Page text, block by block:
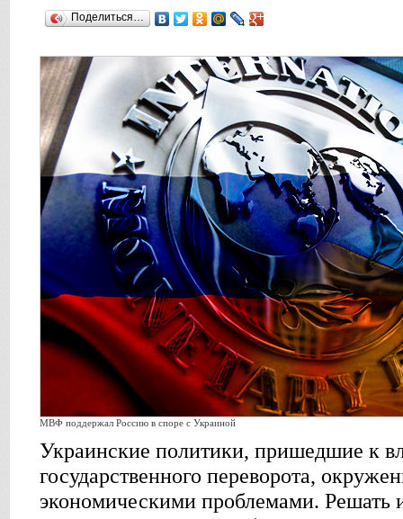
Поделиться…
МВФ поддержал Россию в споре с Украиной
Украинские политики, пришедшие к
государственного переворота,
экономическими проблемами. Решать